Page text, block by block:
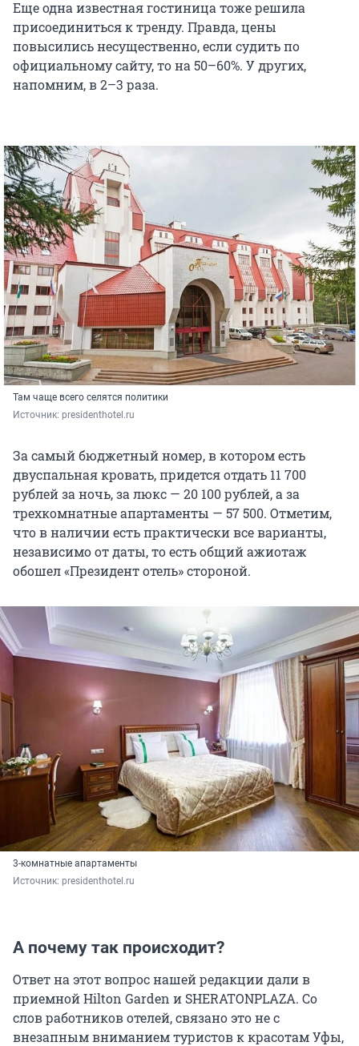
Еще одна известная гостиница тоже решила
присоединиться к тренду. Правда, цены
повысились несущественно, если судить по
официальному сайту, то на 50–60%. У других,
напомним, в 2–3 раза.
Там чаще всего селятся политики
Источник: presidenthotel.ru
За самый бюджетный номер, в котором есть
двуспальная кровать, придется отдать 11 700
рублей за ночь, за люкс — 20 100 рублей, а за
трехкомнатные апартаменты — 57 500. Отметим,
что в наличии есть практически все варианты,
независимо от даты, то есть общий ажиотаж
обошел «Президент отель» стороной.
3-комнатные апартаменты
Источник: presidenthotel.ru
А почему так происходит?
Ответ на этот вопрос нашей редакции дали в
приемной Hilton Garden и SHERATONPLAZA. Со
слов работников отелей, связано это не с
внезапным вниманием туристов к красотам Уфы,